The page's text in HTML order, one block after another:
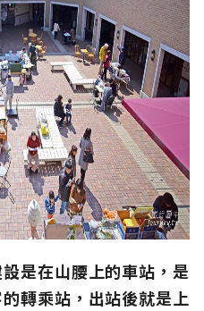
是在山腰上的車站，是
轉乘站，出站後就是上